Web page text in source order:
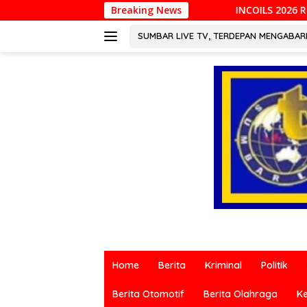
ke
Breaking News
INCOILS 2026 Resmi Digelar di Padang,
SUMBAR LIVE TV, TERDEPAN
terkini
berbagai
Home Berita Kriminal Politik
Berita Otomotif Berita Olahraga